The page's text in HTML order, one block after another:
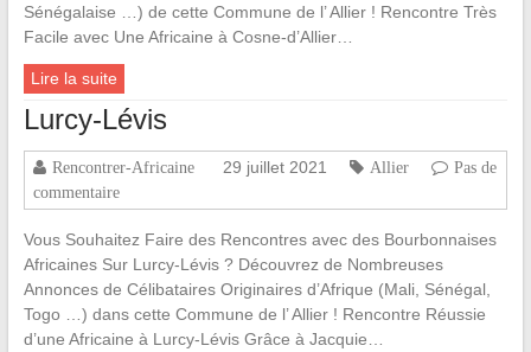
Sénégalaise …) de cette Commune de l’ Allier ! Rencontre Très
Facile avec Une Africaine à Cosne-d’Allier…
Lire la suite
Lurcy-Lévis
Rencontrer-Africaine 29 juillet 2021 Allier
Pas de
commentaire
Vous Souhaitez Faire des Rencontres avec des Bourbonnaises
Africaines Sur Lurcy-Lévis ? Découvrez de Nombreuses
Annonces de Célibataires Originaires d’Afrique (Mali, Sénégal,
Togo …) dans cette Commune de l’ Allier ! Rencontre Réussie
d’une Africaine à Lurcy-Lévis Grâce à Jacquie…